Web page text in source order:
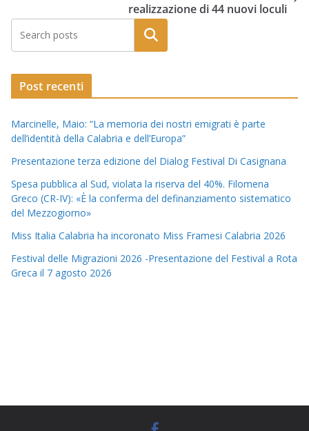
realizzazione di 44 nuovi loculi
Post recenti
Marcinelle, Maio: “La memoria dei nostri emigrati è parte
dell’identità della Calabria e dell’Europa”
Presentazione terza edizione del Dialog Festival Di Casignana
Spesa pubblica al Sud, violata la riserva del 40%. Filomena
Greco (CR-IV): «È la conferma del definanziamento sistematico
del Mezzogiorno»
Miss Italia Calabria ha incoronato Miss Framesi Calabria 2026
Festival delle Migrazioni 2026 -Presentazione del Festival a Rota
Greca il 7 agosto 2026